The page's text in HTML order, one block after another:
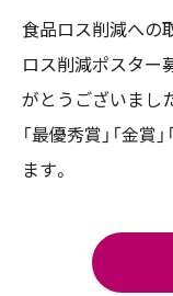
食品ロス削減への
ロス削減ポスター
がとうございまし
「最優秀賞」「金賞
ます。